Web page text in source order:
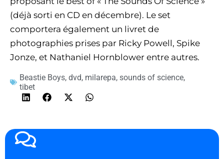
(déjà sorti en CD en décembre). Le set
comportera également un livret de
photographies prises par Ricky Powell, Spike
Jonze, et Nathaniel Hornblower entre autres.
Beastie Boys, dvd, milarepa, sounds of science,
tibet